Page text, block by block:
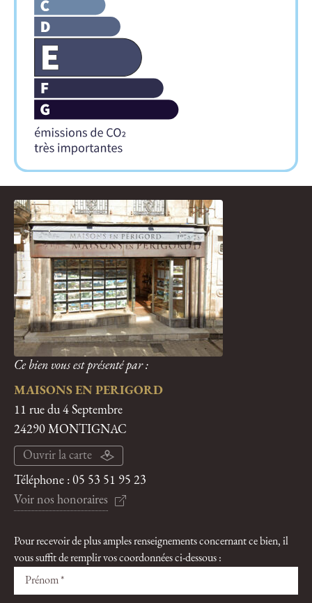
Ce bien vous est présenté par :
MAISONS EN PERIGORD
11 rue du 4 Septembre
24290 MONTIGNAC
Ouvrir la carte
Téléphone : 05 53 51 95 23
Voir nos honoraires
Pour recevoir de plus amples renseignements concernant ce bien, il
vous suffit de remplir vos coordonnées ci-dessous :